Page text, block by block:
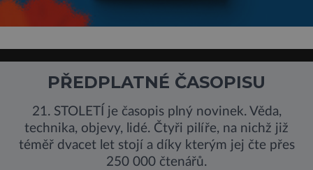
PŘEDPLATNÉ ČASOPISU
21. STOLETÍ je časopis plný novinek. Věda,
technika, objevy, lidé. Čtyři pilíře, na nichž již
téměř dvacet let stojí a díky kterým jej čte přes
250 000 čtenářů.